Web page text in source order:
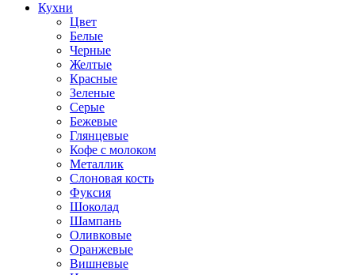
Кухни
Цвет
Белые
Черные
Желтые
Красные
Зеленые
Серые
Бежевые
Глянцевые
Кофе с молоком
Металлик
Слоновая кость
Фуксия
Шоколад
Шампань
Оливковые
Оранжевые
Вишневые